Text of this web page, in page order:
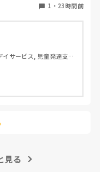
1 ・ 23時間前
サービス, 児童発達支援
見る